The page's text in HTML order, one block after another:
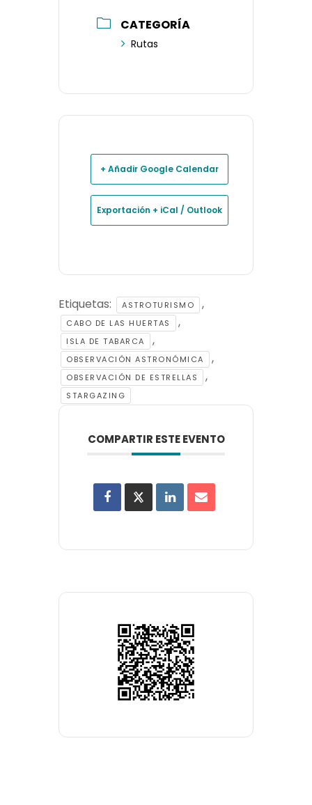
CATEGORÍA
Rutas
+ Añadir Google Calendar
Exportación + iCal / Outlook
Etiquetas: ASTROTURISMO ,
CABO DE LAS HUERTAS ,
ISLA DE TABARCA ,
OBSERVACIÓN ASTRONÓMICA ,
OBSERVACIÓN DE ESTRELLAS ,
STARGAZING
COMPARTIR ESTE EVENTO